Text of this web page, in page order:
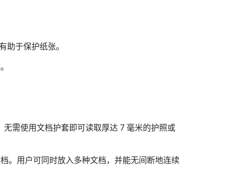
于保护纸张。
需使用文档护套即可读取厚达 7 毫米的护照或
。用户可同时放入多种文档，并能无间断地连续